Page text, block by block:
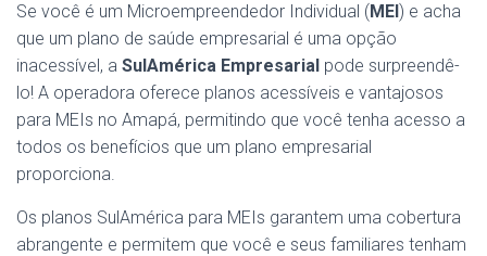
Se você é um Microempreendedor Individual (MEI) e acha
que um plano de saúde empresarial é uma opção
inacessível, a SulAmérica Empresarial pode surpreendê-
lo! A operadora oferece planos acessíveis e vantajosos
para MEIs no Amapá, permitindo que você tenha acesso a
todos os benefícios que um plano empresarial
proporciona.
Os planos SulAmérica para MEIs garantem uma cobertura
abrangente e permitem que você e seus familiares tenham